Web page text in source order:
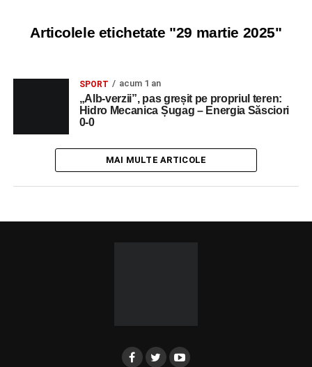
Articolele etichetate "29 martie 2025"
SPORT acum 1 an
„Alb-verzii”, pas greșit pe propriul teren:
Hidro Mecanica Șugag – Energia Săsciori
0-0
MAI MULTE ARTICOLE